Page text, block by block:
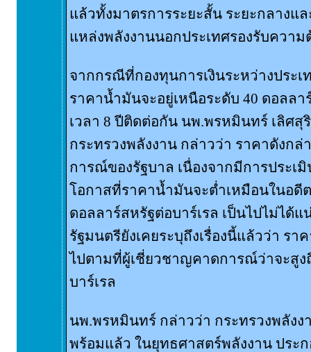
แล้วทั้งมาตรการระยะสั้น ระยะกลางแล
แหล่งพลังงานนอกประเทศรองรับควา
จากกรณีที่กองทุนการเงินระหว่างประเ
ราคาน้ำมันจะอยู่เหนือระดับ 40 ดอลลา
เวลา 8 ปีติดต่อกัน นพ.พรหมินทร์ เลิศสุ
กระทรวงพลังงาน กล่าวว่า ราคาดังกล่
การณ์ของรัฐบาล เนื่องจากมีการประ
โอกาสที่ราคาน้ำมันจะต่ำเหมือนในอดี
ดอลลาร์สหรัฐต่อบาร์เรล เป็นไปไม่ได้
รัฐมนตรียังเคยระบุถึงเรื่องนี้แล้วว่า ร
ไปตามที่ผู้เชี่ยวชาญคาดการณ์ว่าจะสูง
บาร์เรล
นพ.พรหมินทร์ กล่าวว่า กระทรวงพลังง
พร้อมแล้ว ในยุทธศาสตร์พลังงาน ประ